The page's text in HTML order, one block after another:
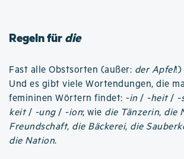
Regeln fürdie
Fast alle Obstsorten (außer: der Apfel!)
Und es gibt viele Wortendungen, die
femininen Wörtern findet: -in / -heit/ -
keit/ -ung/ -ion; wie die Tänzerin, die
Freundschaft, die Bäckerei, die
die Nation.